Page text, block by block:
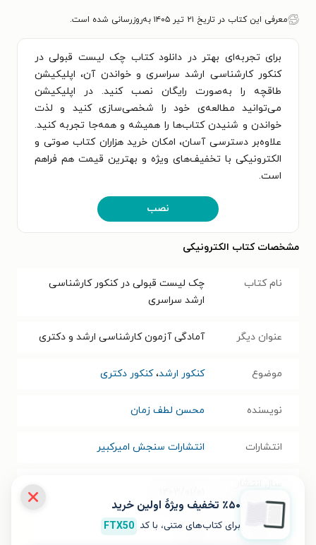
معرفی این کتاب در تاریخ ۲۱ تیر ۱۴۰۵ به‌روزرسانی شده است.
برای تجربه‌ای بهتر در دانلود کتاب چک لیست قبولی در
کنکور کارشناسی ارشد سراسری و خواندن آن، اپلیکیشن
طاقچه را به‌صورت رایگان نصب کنید. در اپلیکیشن
می‌توانید مطالعه‌ی خود را شخصی‌سازی کنید و لذت
خواندن و شنیدن کتاب‌ها را همیشه و همه‌جا تجربه کنید.
علاوه‌بر دسترسی آسان، امکان خرید هزاران کتاب صوتی و
الکترونیکی با تخفیف‌های ویژه و بهترین قیمت هم فراهم
است.
نصب
مشخصات کتاب الکترونیکی
نام کتاب
چک لیست قبولی در کنکور کارشناسی
ارشد سراسری
عنوان دیگر آمادگی آزمون کارشناسی ارشد و دکتری
موضوع کنکور ارشد،کنکور دکتری
نویسنده محسن لطف زمان
انتشارات انتشارات سنجش امیرکبیر
نسخه فیزیکی
فرمت کتاب
٪۵۰ تخفیف ویژۀ اولین خرید
برای کتاب‌های متنی، با کد FTX50